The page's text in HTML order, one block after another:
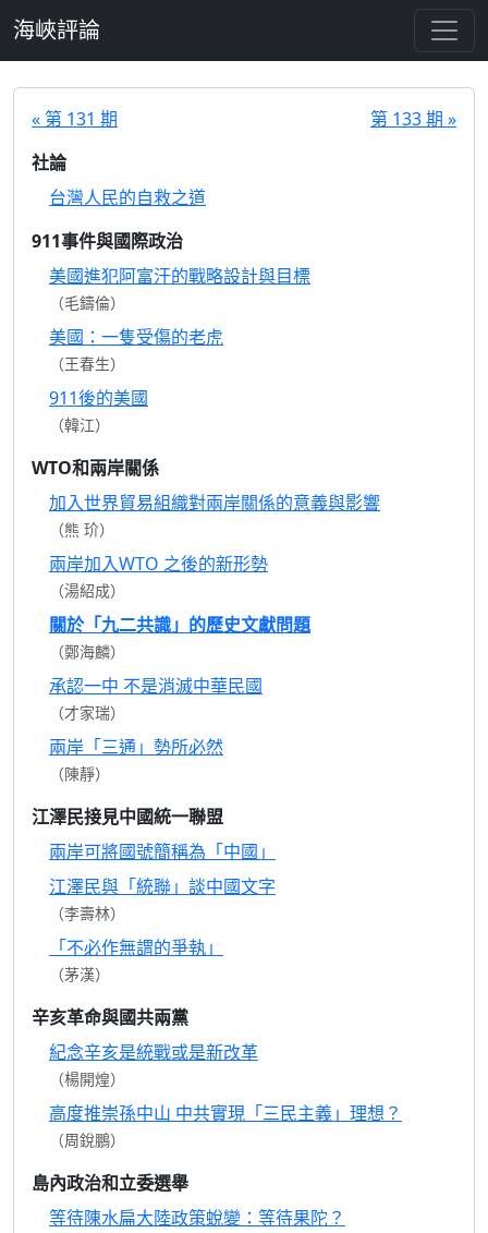
海峽評論
« 第 131 期
第 133 期 »
社論
台灣人民的自救之道
911事件與國際政治
美國進犯阿富汗的戰略設計與目標
（毛鑄倫）
美國：一隻受傷的老虎
（王春生）
911後的美國
（韓江）
WTO和兩岸關係
加入世界貿易組織對兩岸關係的意義與影響
（熊 玠）
兩岸加入WTO 之後的新形勢
（湯紹成）
關於「九二共識」的歷史文獻問題
（鄭海麟）
承認一中 不是消滅中華民國
（才家瑞）
兩岸「三通」勢所必然
（陳靜）
江澤民接見中國統一聯盟
兩岸可將國號簡稱為「中國」
江澤民與「統聯」談中國文字
（李壽林）
「不必作無謂的爭執」
（茅漢）
辛亥革命與國共兩黨
紀念辛亥是統戰或是新改革
（楊開煌）
高度推崇孫中山 中共實現「三民主義」理想？
（周銳鵬）
島內政治和立委選舉
等待陳水扁大陸政策蛻變：等待果陀？